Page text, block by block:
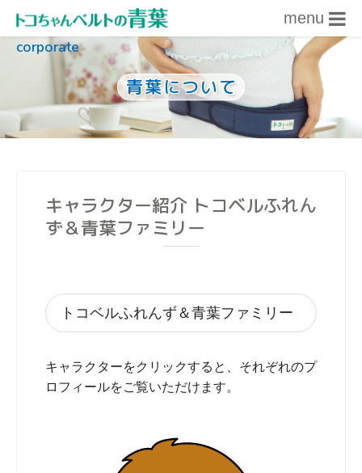
内容をスキップ
menu
corporate
青葉について
キャラクター紹介 トコベルふれん
ず＆青葉ファミリー
トコベルふれんず＆青葉ファミリー
キャラクターをクリックすると、それぞれのプ
ロフィールをご覧いただけます。